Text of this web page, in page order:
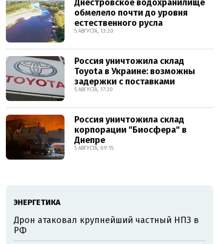
Днестровское водохранилище
обмелело почти до уровня
естественного русла
5 АВГУСТА, 13:20
Россия уничтожила склад
Toyota в Украине: возможны
задержки с поставками
5 АВГУСТА, 17:20
Россия уничтожила склад
корпорации "Биосфера" в
Днепре
5 АВГУСТА, 09:15
ЭНЕРГЕТИКА
Дрон атаковал крупнейший частный НПЗ в
РФ